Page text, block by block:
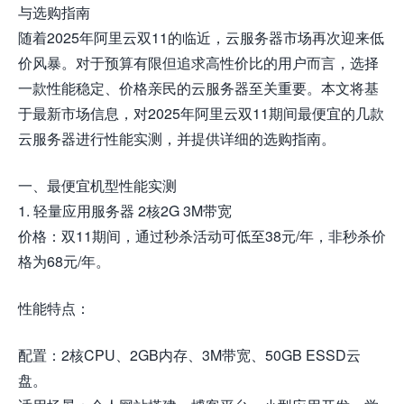
与选购指南
随着2025年阿里云双11的临近，云服务器市场再次迎来低
价风暴。对于预算有限但追求高性价比的用户而言，选择
一款性能稳定、价格亲民的云服务器至关重要。本文将基
于最新市场信息，对2025年阿里云双11期间最便宜的几款
云服务器进行性能实测，并提供详细的选购指南。
一、最便宜机型性能实测
1. 轻量应用服务器 2核2G 3M带宽
价格：双11期间，通过秒杀活动可低至38元/年，非秒杀价
格为68元/年。
性能特点：
配置：2核CPU、2GB内存、3M带宽、50GB ESSD云
盘。